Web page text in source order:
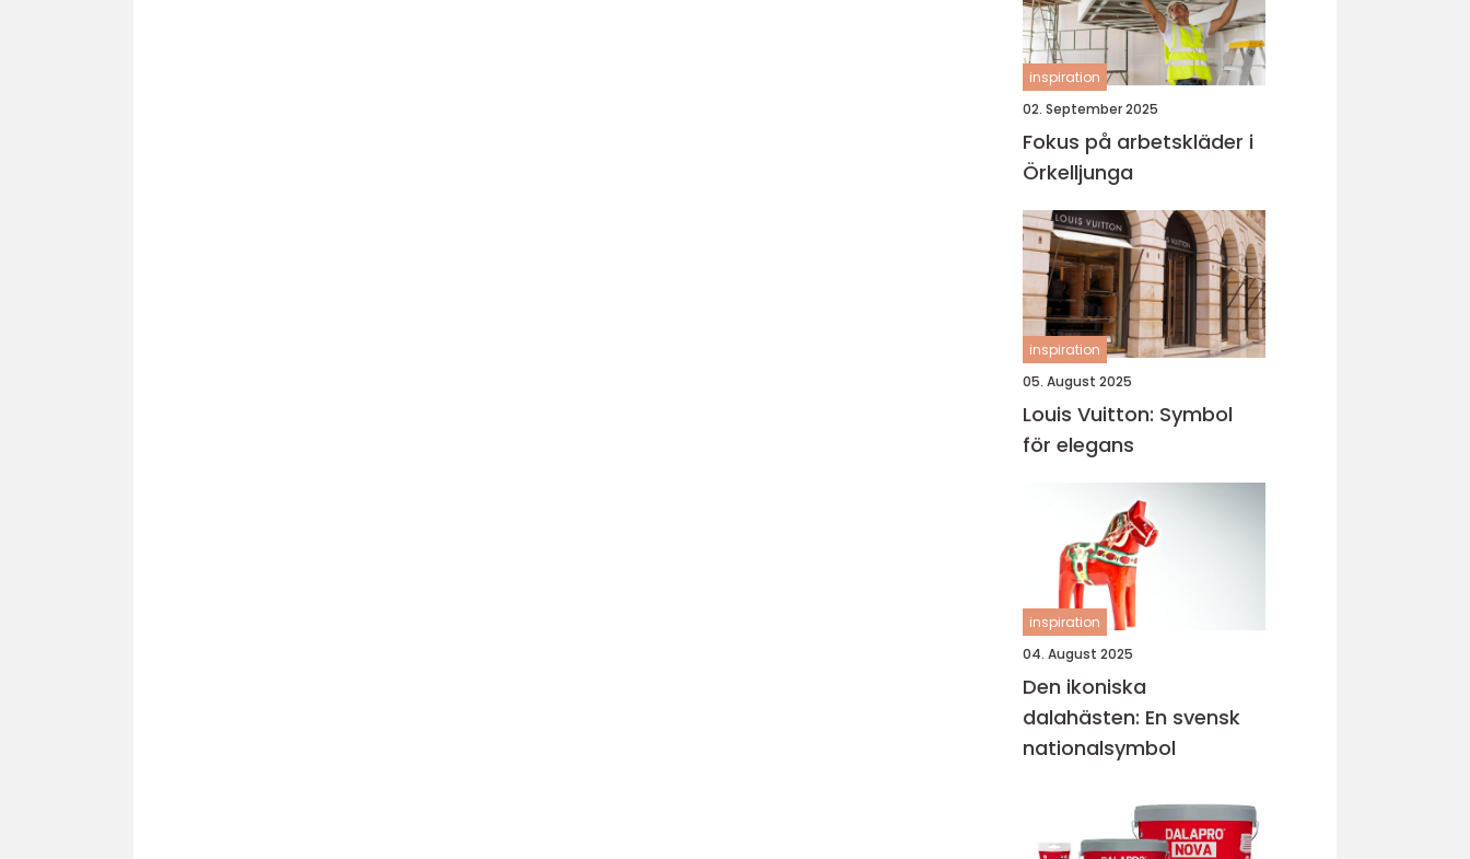
inspiration
02. September 2025
Fokus på arbetskläder i
Örkelljunga
inspiration
05. August 2025
Louis Vuitton: Symbol
för elegans
inspiration
04. August 2025
Den ikoniska
dalahästen: En svensk
nationalsymbol